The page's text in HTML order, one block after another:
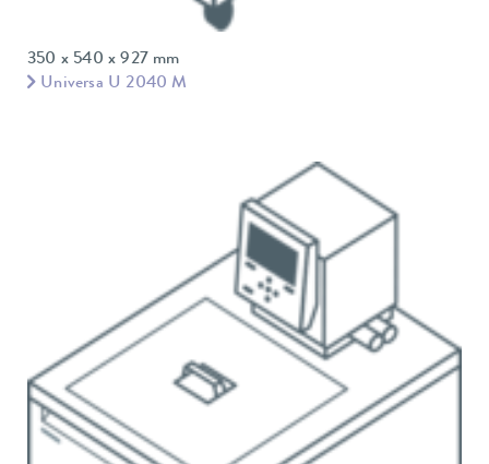
350 x 540 x 927 mm
Universa U 2040 M